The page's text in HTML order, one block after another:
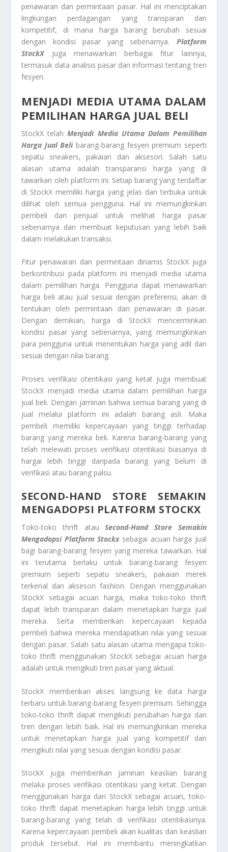
penawaran dan permintaan pasar. Hal ini menciptakan
lingkungan perdagangan yang transparan dan
kompetitif, di mana harga barang berubah sesuai
dengan kondisi pasar yang sebenarnya. Platform
StockXjuga menawarkan berbagai fitur lainnya,
termasuk data analisis pasar dan informasi tentang tren
fesyen.
MENJADI MEDIA UTAMA DALAM
PEMILIHAN HARGA JUAL BELI
StockX telahMenjadi Media Utama Dalam Pemilihan
Harga Jual Belibarang-barang fesyen premium seperti
sepatu sneakers, pakaian dan aksesori. Salah satu
alasan utama adalah transparansi harga yang di
tawarkan oleh platform ini. Setiap barang yang terdaftar
di StockX memiliki harga yang jelas dan terbuka untuk
dilihat oleh semua pengguna. Hal ini memungkinkan
pembeli dan penjual untuk melihat harga pasar
sebenarnya dan membuat keputusan yang lebih baik
dalam melakukan transaksi.
Fitur penawaran dan permintaan dinamis StockX juga
berkontribusi pada platform ini menjadi media utama
dalam pemilihan harga. Pengguna dapat menawarkan
harga beli atau jual sesuai dengan preferensi, akan di
tentukan oleh permintaan dan penawaran di pasar.
Dengan demikian, harga di StockX mencerminkan
kondisi pasar yang sebenarnya, yang memungkinkan
para pengguna untuk menentukan harga yang adil dan
sesuai dengan nilai barang.
Proses verifikasi otentikasi yang ketat juga membuat
StockX menjadi media utama dalam pemilihan harga
jual beli. Dengan jaminan bahwa semua barang yang di
jual melalui platform ini adalah barang asli. Maka
pembeli memiliki kepercayaan yang tinggi terhadap
barang yang mereka beli. Karena barang-barang yang
telah melewati proses verifikasi otentikasi biasanya di
hargai lebih tinggi daripada barang yang belum di
verifikasi atau barang palsu.
SECOND-HAND STORE SEMAKIN
MENGADOPSI PLATFORM STOCKX
Toko-toko thrift atauSecond-Hand Store Semakin
Mengadopsi Platform Stockxsebagai acuan harga jual
bagi barang-barang fesyen yang mereka tawarkan. Hal
ini terutama berlaku untuk barang-barang fesyen
premium seperti sepatu sneakers, pakaian merek
terkenal dan aksesori fashion. Dengan menggunakan
StockX sebagai acuan harga, maka toko-toko thrift
dapat lebih transparan dalam menetapkan harga jual
mereka. Serta memberikan kepercayaan kepada
pembeli bahwa mereka mendapatkan nilai yang sesuai
dengan pasar. Salah satu alasan utama mengapa toko-
toko thrift menggunakan StockX sebagai acuan harga
adalah untuk mengikuti tren pasar yang aktual.
StockX memberikan akses langsung ke data harga
terbaru untuk barang-barang fesyen premium. Sehingga
toko-toko thrift dapat mengikuti perubahan harga dan
tren dengan lebih baik. Hal ini memungkinkan mereka
untuk menetapkan harga jual yang kompetitif dan
mengikuti nilai yang sesuai dengan kondisi pasar.
StockX juga memberikan jaminan keaslian barang
melalui proses verifikasi otentikasi yang ketat. Dengan
menggunakan harga dari StockX sebagai acuan, toko-
toko thrift dapat menetapkan harga lebih tinggi untuk
barang-barang yang telah di verifikasi otentikasinya.
Karena kepercayaan pembeli akan kualitas dan keaslian
produk tersebut. Hal ini membantu meningkatkan